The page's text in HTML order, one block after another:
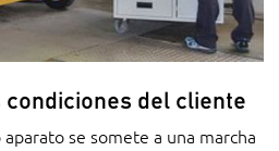
del cliente
se somete a una marcha